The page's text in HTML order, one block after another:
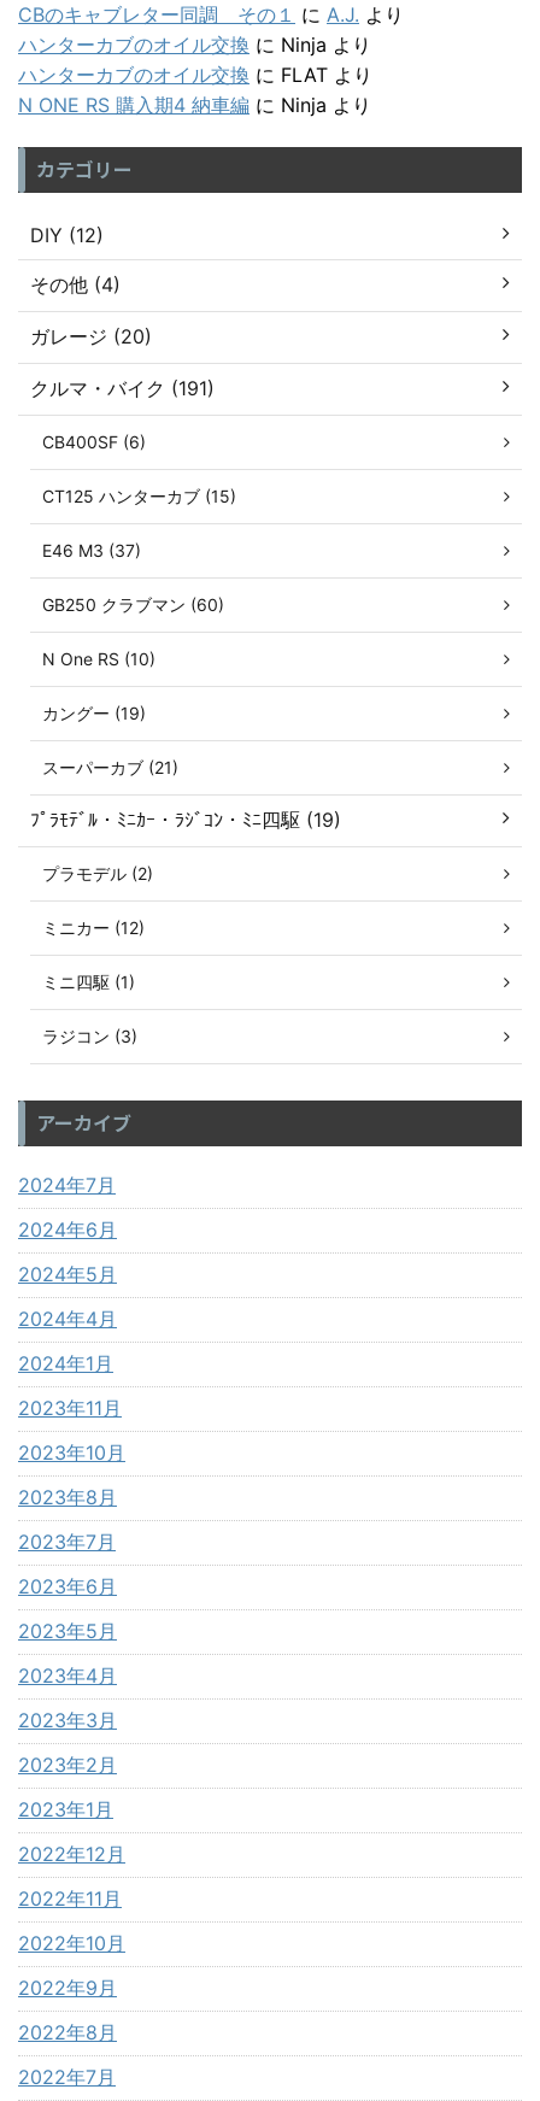
CBのキャブレター同調 その１ に A.J. より
ハンターカブのオイル交換 に Ninja より
ハンターカブのオイル交換 に FLAT より
N ONE RS 購入期4 納車編 に Ninja より
カテゴリー
DIY (12)
その他 (4)
ガレージ (20)
クルマ・バイク (191)
CB400SF (6)
CT125 ハンターカブ (15)
E46 M3 (37)
GB250 クラブマン (60)
N One RS (10)
カングー (19)
スーパーカブ (21)
ﾌﾟﾗﾓﾃﾞﾙ・ﾐﾆｶｰ・ﾗｼﾞｺﾝ・ﾐﾆ四駆 (19)
プラモデル (2)
ミニカー (12)
ミニ四駆 (1)
ラジコン (3)
アーカイブ
2024年7月
2024年6月
2024年5月
2024年4月
2024年1月
2023年11月
2023年10月
2023年8月
2023年7月
2023年6月
2023年5月
2023年4月
2023年3月
2023年2月
2023年1月
2022年12月
2022年11月
2022年10月
2022年9月
2022年8月
2022年7月